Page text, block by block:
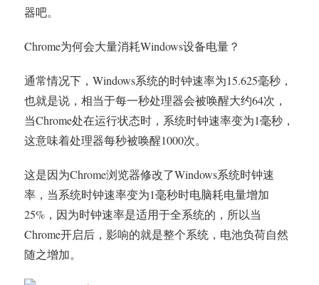
器吧。
Chrome为何会大量消耗Windows设备电量？
通常情况下，Windows系统的时钟速率为15.625毫秒，
也就是说，相当于每一秒处理器会被唤醒大约64次，
当Chrome处在运行状态时，系统时钟速率变为1毫秒，
这意味着处理器每秒被唤醒1000次。
这是因为Chrome浏览器修改了Windows系统时钟速
率，当系统时钟速率变为1毫秒时电脑耗电量增加
25%，因为时钟速率是适用于全系统的，所以当
Chrome开启后，影响的就是整个系统，电池负荷自然
随之增加。